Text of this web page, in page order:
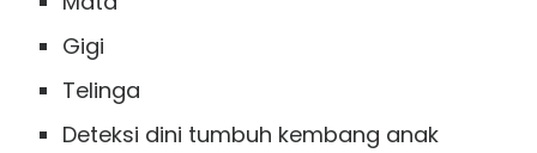
Gigi
Telinga
Deteksi dini tumbuh kembang anak